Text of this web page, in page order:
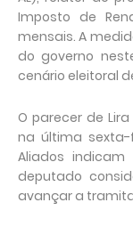
Imposto de
mensais. A
do governo
cenário eleitoral
O parecer de
na última
Aliados
deputado
avançar a